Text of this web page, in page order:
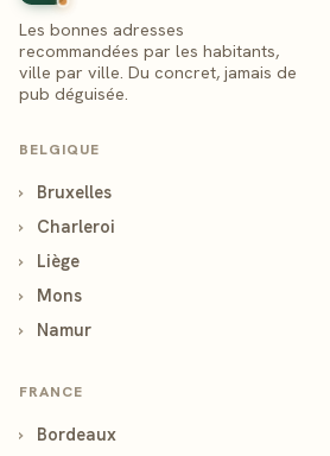
Les bonnes adresses
recommandées par les habitants,
ville par ville. Du concret, jamais de
pub déguisée.
BELGIQUE
›
Bruxelles
›
Charleroi
›
Liège
›
Mons
›
Namur
FRANCE
›
Bordeaux